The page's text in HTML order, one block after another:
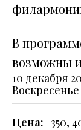
В
возможны
10 декабря
Воскресенье
Цена: 350,